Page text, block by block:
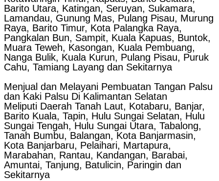
Barito Utara, Katingan, Seruyan, Sukamara,
Lamandau, Gunung Mas, Pulang Pisau, Murung
Raya, Barito Timur, Kota Palangka Raya,
Pangkalan Bun, Sampit, Kuala Kapuas, Buntok,
Muara Teweh, Kasongan, Kuala Pembuang,
Nanga Bulik, Kuala Kurun, Pulang Pisau, Puruk
Cahu, Tamiang Layang dan Sekitarnya
Menjual dan Melayani Pembuatan Tangan Palsu
dan Kaki Palsu Di Kalimantan Selatan
Meliputi Daerah Tanah Laut, Kotabaru, Banjar,
Barito Kuala, Tapin, Hulu Sungai Selatan, Hulu
Sungai Tengah, Hulu Sungai Utara, Tabalong,
Tanah Bumbu, Balangan, Kota Banjarmasin,
Kota Banjarbaru, Pelaihari, Martapura,
Marabahan, Rantau, Kandangan, Barabai,
Amuntai, Tanjung, Batulicin, Paringin dan
Sekitarnya